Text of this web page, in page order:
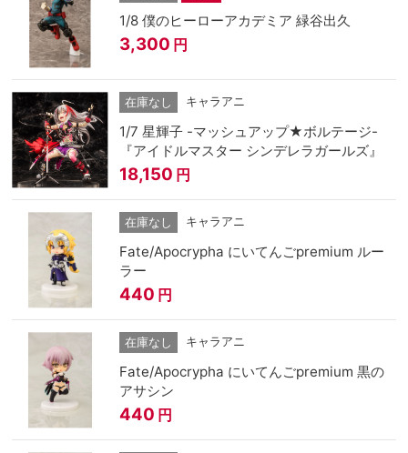
1/8 僕のヒーローアカデミア 緑谷出久
3,300 円
在庫なし キャラアニ
1/7 星輝子 -マッシュアップ★ボルテージ-
『アイドルマスター シンデレラガールズ』
18,150 円
在庫なし キャラアニ
Fate/Apocrypha にいてんごpremium ルー
ラー
440 円
在庫なし キャラアニ
Fate/Apocrypha にいてんごpremium 黒の
アサシン
440 円